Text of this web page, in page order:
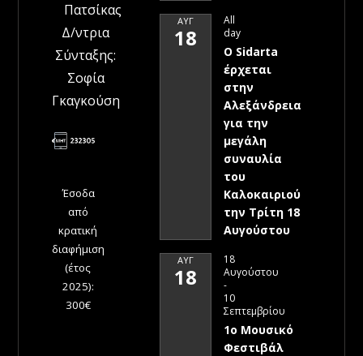
Πατσίκας
Δ/ντρια
Σύνταξης:
Σοφία
Γκαγκούση
Έσοδα
από
κρατική
διαφήμιση
(έτος
2025):
300€
ΑΥΓ
18
All
day
Ο Sidarta
έρχεται
στην
Αλεξάνδρεια
για την
μεγάλη
συναυλία
του
Καλοκαιριού
την Τρίτη 18
Αυγούστου
ΑΥΓ
18
18
Αυγούστου
-
10
Σεπτεμβρίου
1ο Μουσικό
Φεστιβάλ